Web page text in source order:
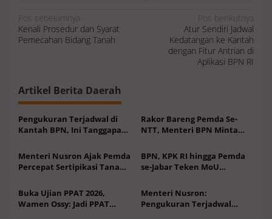
v
i
g
Pos sebelumnya
Kenali Prosedur dan Syarat
Pemecahan Bidang Tanah
Pos berikutnya
Atur Sendiri Jadwal
Kedatangan ke Kantah
dengan Fitur Antrian di
Aplikasi BPN RI
Artikel Berita Daerah
Pengukuran Terjadwal di
Kantah BPN, Ini Tanggapan
Rakor Bareng Pemda Se-
NTT, Menteri BPN Minta
soal Ini
Menteri Nusron Ajak Pemda
Percepat Sertipikasi Tanah
BPN, KPK RI hingga Pemda
se-Jabar Teken MoU
Buka Ujian PPAT 2026,
Wamen Ossy: Jadi PPAT
Menteri Nusron:
Pengukuran Terjadwal